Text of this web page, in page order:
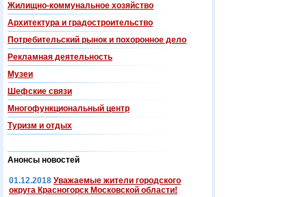
Жилищно-коммунальное хозяйство
Архитектура и градостроительство
Потребительский рынок и похоронное дело
Рекламная деятельность
Музеи
Шефские связи
Многофункциональный центр
Туризм и отдых
Анонсы новостей
01.12.2018 Уважаемые жители городского
округа Красногорск Московской области!